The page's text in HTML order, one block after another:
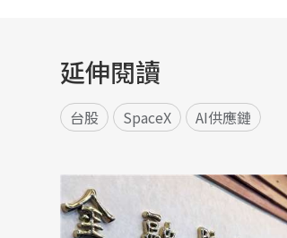
延伸閱讀
台股 SpaceX AI供應鏈